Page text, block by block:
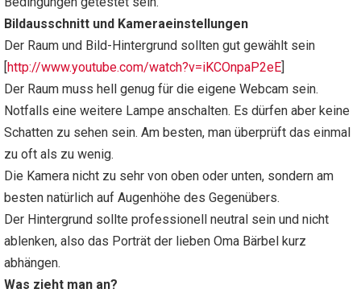
Bildausschnitt und Kameraeinstellungen
Der Raum und Bild-Hintergrund sollten gut gewählt sein
[http://www.youtube.com/watch?v=iKCOnpaP2eE]
Der Raum muss hell genug für die eigene Webcam sein.
Notfalls eine weitere Lampe anschalten. Es dürfen aber keine
Schatten zu sehen sein. Am besten, man überprüft das einmal
zu oft als zu wenig.
Die Kamera nicht zu sehr von oben oder unten, sondern am
besten natürlich auf Augenhöhe des Gegenübers.
Der Hintergrund sollte professionell neutral sein und nicht
ablenken, also das Porträt der lieben Oma Bärbel kurz
abhängen.
Was zieht man an?